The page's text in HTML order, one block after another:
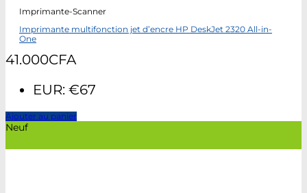
Imprimante-Scanner
Imprimante multifonction jet d’encre HP DeskJet 2320 All-in-
One
41.000CFA
EUR: €67
Ajouter au panier
Neuf